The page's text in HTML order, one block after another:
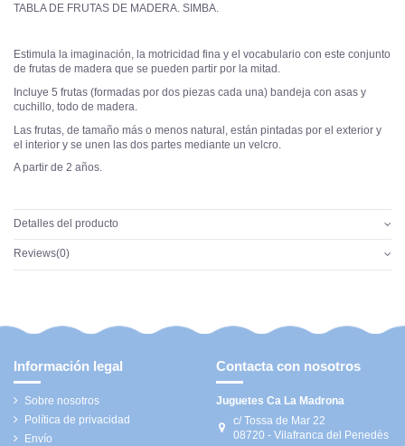
TABLA DE FRUTAS DE MADERA. SIMBA.
Estimula la imaginación, la motricidad fina y el vocabulario con este conjunto
de frutas de madera que se pueden partir por la mitad.
Incluye 5 frutas (formadas por dos piezas cada una) bandeja con asas y
cuchillo, todo de madera.
Las frutas, de tamaño más o menos natural, están pintadas por el exterior y
el interior y se unen las dos partes mediante un velcro.
A partir de 2 años.
Detalles del producto
Reviews(0)
Información legal
Sobre nosotros
Política de privacidad
Envío
Contacta con nosotros
Juguetes Ca La Madrona
c/ Tossa de Mar 22
08720 - Vilafranca del Penedès